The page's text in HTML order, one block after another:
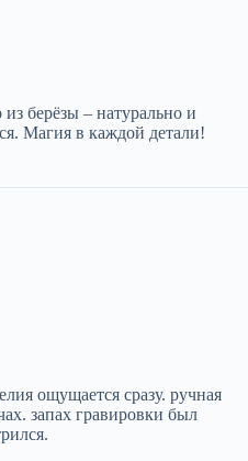
берёзы – натурально и
Магия в каждой детали!
ощущается сразу. ручная
запах гравировки был